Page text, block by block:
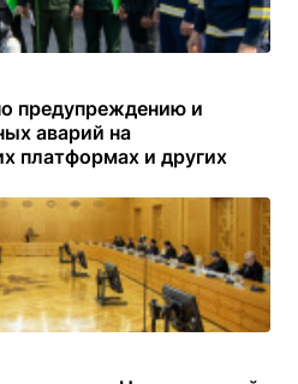
предупреждению и
аварий на
платформах и других
моря